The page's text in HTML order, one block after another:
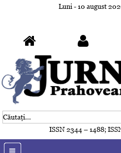
Luni - 10 august
ISSN 2344 – 1488;